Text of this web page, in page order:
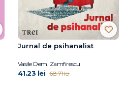
Jurnal de psihanalist
Vasile Dem. Zamfirescu
41.23 lei 68.71 lei